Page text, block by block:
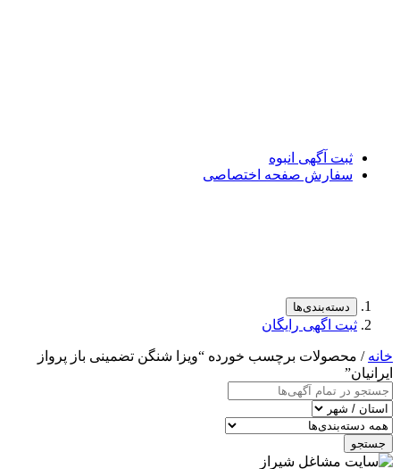
ثبت آگهی انبوه
سفارش صفحه اختصاصی
دسته‌بندی‌ها
ثبت اگهی رایگان
خانه / محصولات برچسب خورده “ویزا شنگن تضمینی باز پرواز
ایرانیان”
جستجو